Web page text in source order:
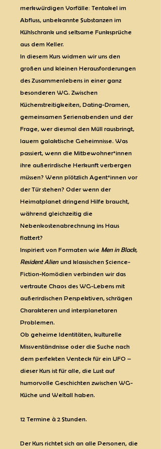
merkwürdigen Vorfälle: Tentakel im
Abfluss, unbekannte Substanzen im
Kühlschrank und seltsame Funksprüche
aus dem Keller.
In diesem Kurs widmen wir uns den
großen und kleinen Herausforderungen
des Zusammenlebens in einer ganz
besonderen WG. Zwischen
Küchenstreitigkeiten, Dating-Dramen,
gemeinsamen Serienabenden und der
Frage, wer diesmal den Müll rausbringt,
lauern galaktische Geheimnisse. Was
passiert, wenn die Mitbewohner*innen
ihre außerirdische Herkunft verbergen
müssen? Wenn plötzlich Agent*innen vor
der Tür stehen? Oder wenn der
Heimatplanet dringend Hilfe braucht,
während gleichzeitig die
Nebenkostenabrechnung ins Haus
flattert?
Inspiriert von Formaten wie Men in Black,
Resident Alien und klassischen Science-
Fiction-Komödien verbinden wir das
vertraute Chaos des WG-Lebens mit
außerirdischen Perspektiven, schrägen
Charakteren und interplanetaren
Problemen.
Ob geheime Identitäten, kulturelle
Missverständnisse oder die Suche nach
dem perfekten Versteck für ein UFO –
dieser Kurs ist für alle, die Lust auf
humorvolle Geschichten zwischen WG-
Küche und Weltall haben.
12 Termine à 2 Stunden.
Der Kurs richtet sich an alle Personen, die